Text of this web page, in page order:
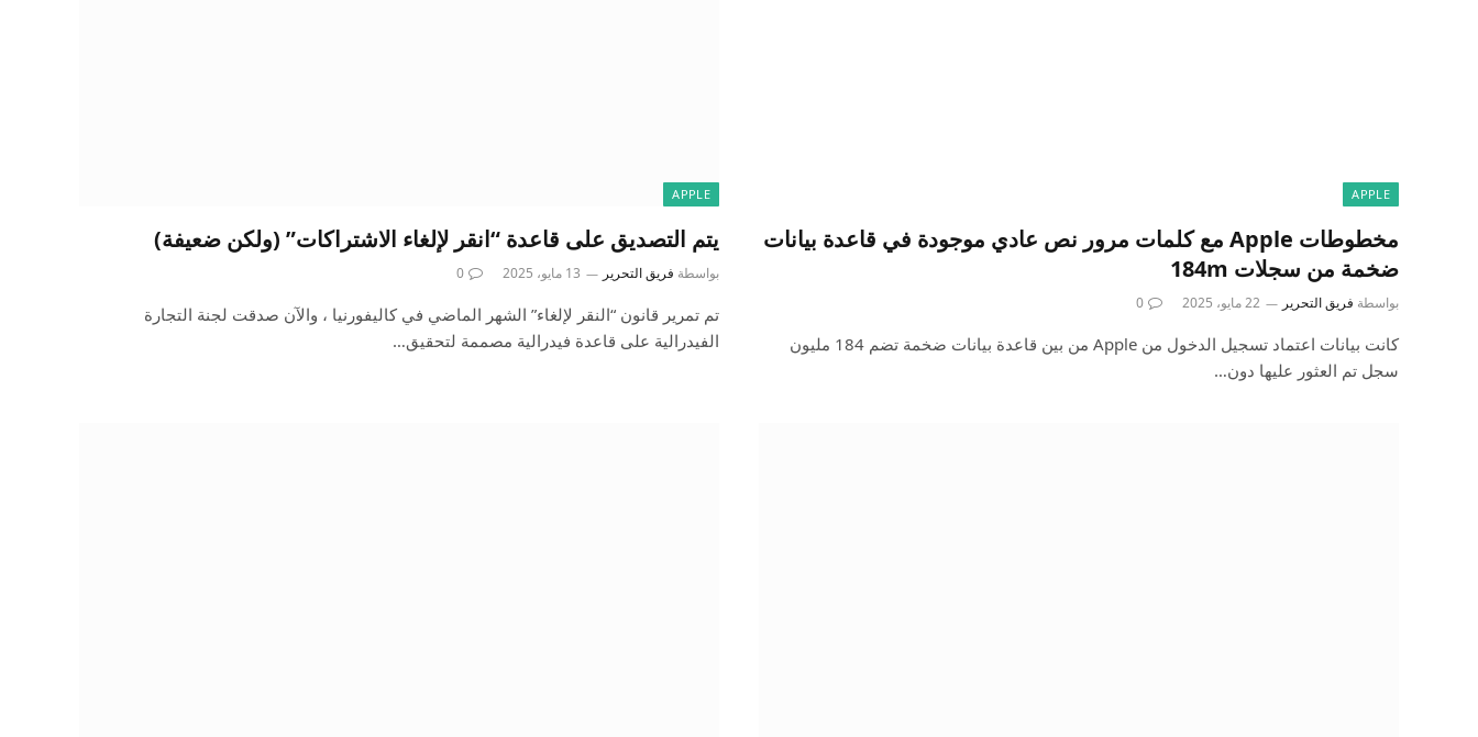
APPLE
مخطوطات Apple مع كلمات مرور نص عادي موجودة في قاعدة بيانات
ضخمة من سجلات 184m
بواسطة فريق التحرير 22 مايو، 2025 0
كانت بيانات اعتماد تسجيل الدخول من Apple من بين قاعدة بيانات ضخمة تضم 184 مليون
سجل تم العثور عليها دون…
APPLE
يتم التصديق على قاعدة “انقر لإلغاء الاشتراكات” (ولكن ضعيفة)
بواسطة فريق التحرير 13 مايو، 2025 0
تم تمرير قانون “النقر لإلغاء” الشهر الماضي في كاليفورنيا ، والآن صدقت لجنة التجارة
الفيدرالية على قاعدة فيدرالية مصممة لتحقيق…